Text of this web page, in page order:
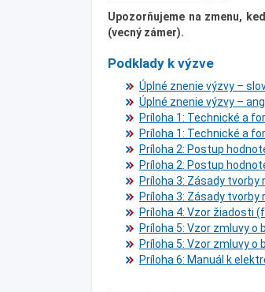
Upozorňujeme na zmenu,
(vecný zámer).
Podklady k výzve
Úplné znenie výzvy –
Úplné znenie výzvy –
Príloha 1: Technické a
Príloha 1: Technické a
Príloha 2: Postup
Príloha 2: Postup
Príloha 3: Zásady
Príloha 3: Zásady
Príloha 4: Vzor žiadosti
Príloha 5: Vzor zmluvy
Príloha 5: Vzor zmluvy
Príloha 6: Manuál k